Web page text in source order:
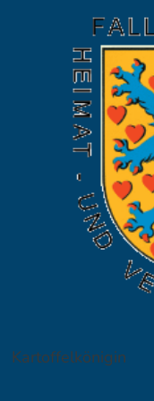
Kartoffelkönigin